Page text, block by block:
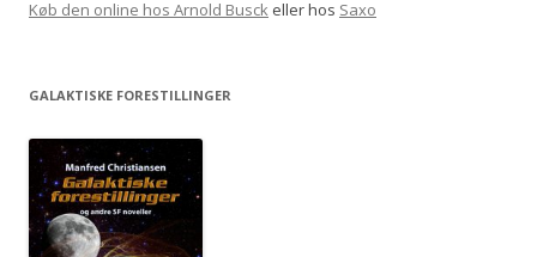
Køb den online hos Arnold Busck eller hos Saxo
GALAKTISKE FORESTILLINGER